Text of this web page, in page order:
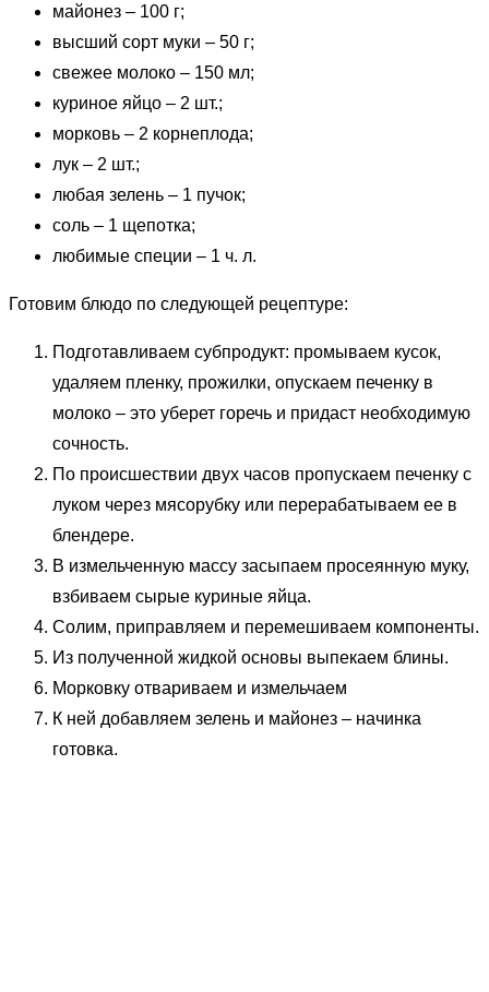
майонез – 100 г;
высший сорт муки – 50 г;
свежее молоко – 150 мл;
куриное яйцо – 2 шт.;
морковь – 2 корнеплода;
лук – 2 шт.;
любая зелень – 1 пучок;
соль – 1 щепотка;
любимые специи – 1 ч. л.
Готовим блюдо по следующей рецептуре:
Подготавливаем субпродукт: промываем кусок,
удаляем пленку, прожилки, опускаем печенку в
молоко – это уберет горечь и придаст необходимую
сочность.
По происшествии двух часов пропускаем печенку с
луком через мясорубку или перерабатываем ее в
блендере.
В измельченную массу засыпаем просеянную муку,
взбиваем сырые куриные яйца.
Солим, приправляем и перемешиваем компоненты.
Из полученной жидкой основы выпекаем блины.
Морковку отвариваем и измельчаем
К ней добавляем зелень и майонез – начинка
готовка.